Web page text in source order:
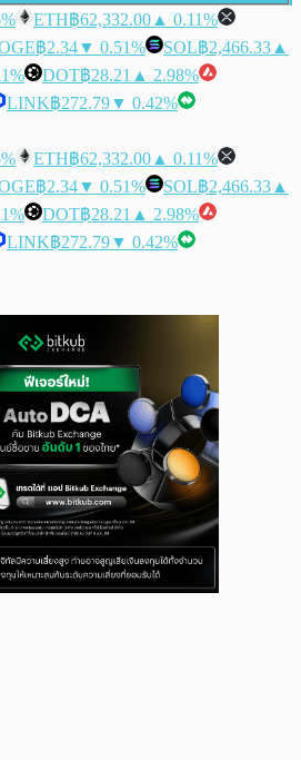
ETH฿62,332.00 ▲ 0.11%
฿2.34▼ 0.51% SOL฿2,466.33 ▲
DOT฿28.21 ▲ 2.98%
LINK฿272.79▼ 0.42%
ETH฿62,332.00 ▲ 0.11%
฿2.34▼ 0.51% SOL฿2,466.33 ▲
DOT฿28.21 ▲ 2.98%
LINK฿272.79▼ 0.42%